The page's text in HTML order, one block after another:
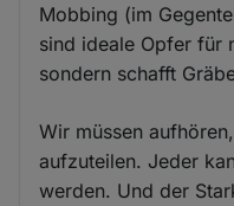
Mobbing (im
sind ideale Opfer für
sondern schafft
Wir müssen
aufzuteilen. Jeder
werden. Und der